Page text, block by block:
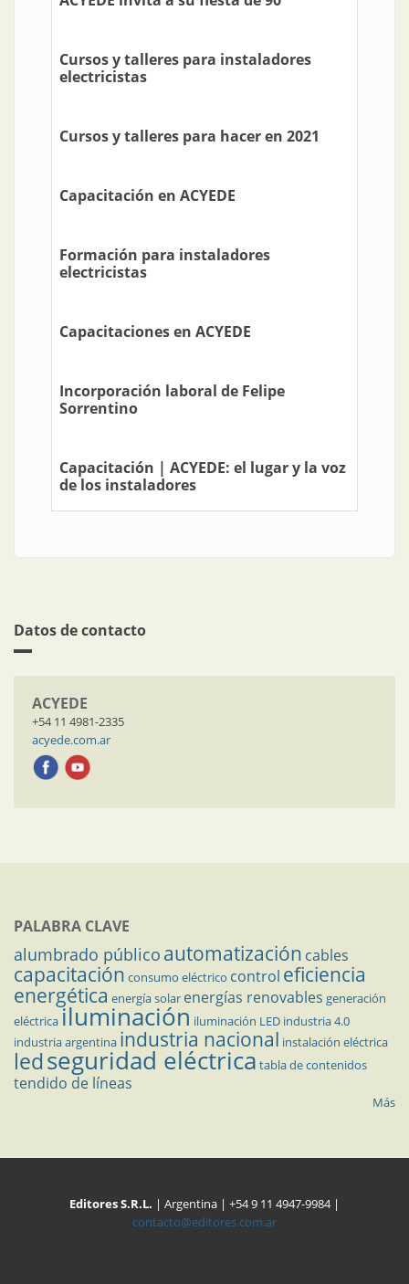
Cursos y talleres para instaladores
electricistas
Cursos y talleres para hacer en 2021
Capacitación en ACYEDE
Formación para instaladores
electricistas
Capacitaciones en ACYEDE
Incorporación laboral de Felipe
Sorrentino
Capacitación | ACYEDE: el lugar y la voz
de los instaladores
Datos de contacto
ACYEDE
+54 11 4981-2335
acyede.com.ar
PALABRA CLAVE
alumbrado público automatización cables
capacitación consumo eléctrico control eficiencia
energética energía solar energías renovables generación
eléctricailuminación iluminación LED industria 4.0
industria argentina industria nacional instalación eléctrica
ledseguridad eléctrica tabla de contenidos
tendido de líneas
Más
Editores S.R.L. | Argentina | +54 9 11 4947-9984 |
contacto@editores.com.ar